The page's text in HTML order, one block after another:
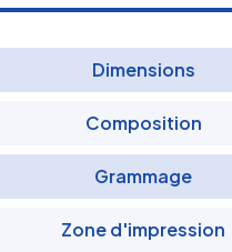
Dimensions
Composition
Grammage
Zone d'impression